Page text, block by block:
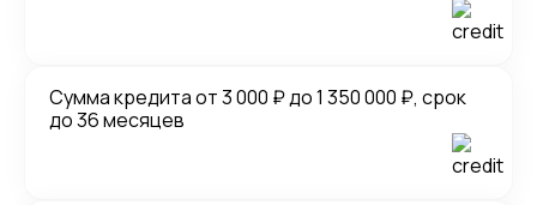
Сумма кредита от 3 000 ₽ до 1 350 000 ₽, срок
до 36 месяцев